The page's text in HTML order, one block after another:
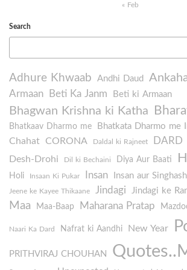
« Feb
Search
Adhure Khwaab Andhi Daud
Armaan Beti Ka Janm Beti ki Armaan
Bhagwan Krishna ki Katha
Bhatkaav Dharmo me Bhatkata Dharmo me
Chahat CORONA Daldal ki Rajneet DARD
Desh-Drohi Dil ki Bechaini Diya Aur Baati
Holi Insaan Ki Pukar Insan Insan aur
Jeene ke Kayee Thikaane Jindagi Jindagi ke
Maa Maa-Baap Maharana Pratap
Naari Ka Dard Nafrat ki Aandhi New Year
PRITHVIRAJ CHOUHAN